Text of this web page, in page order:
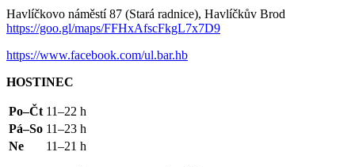
Havlíčkovo náměstí 87 (Stará radnice), Havlíčkův Brod
https://goo.gl/maps/FFHxAfscFkgL7x7D9
https://www.facebook.com/ul.bar.hb
HOSTINEC
Po–Čt 11–22 h
Pá–So 11–23 h
Ne
11–21 h